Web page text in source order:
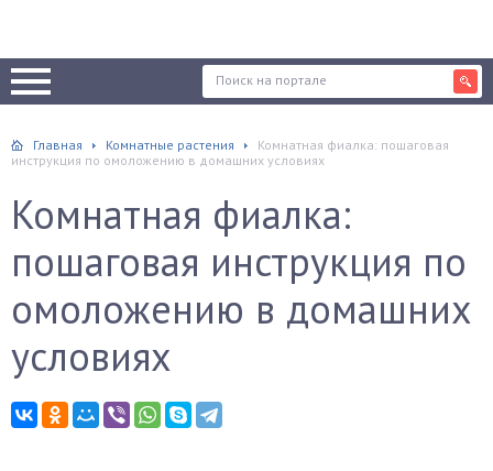
Главная Комнатные растения
Комнатная фиалка: пошаговая
инструкция по омоложению в домашних условиях
Комнатная фиалка:
пошаговая инструкция по
омоложению в домашних
условиях